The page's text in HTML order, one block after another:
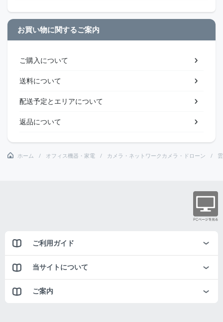
お買い物に関するご案内
ご購入について
送料について
配送予定とエリアについて
返品について
ホーム オフィス機器・家電 カメラ・ネットワークカメラ・ドローン
ご利用ガイド
当サイトについて
ご案内